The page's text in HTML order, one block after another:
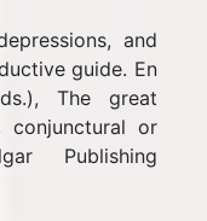
and
guide. En
The great
conjunctural or
Publishing